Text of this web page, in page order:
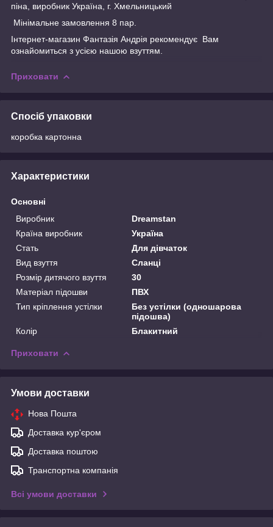
піна, виробник Україна, г. Хмельницький
Мінімальне замовлення 8 пар.
Інтернет-магазин Фантазія Андрія рекомендує Вам
ознайомиться з усією нашою взуттям.
Приховати
Спосіб упаковки
коробка картонна
Характеристики
Основні
Виробник
Dreamstan
Країна виробник
Україна
Стать
Для дівчаток
Вид взуття
Сланці
Розмір дитячого взуття
30
Матеріал підошви
ПВХ
Тип кріплення устілки
Без устілки (одношарова
підошва)
Колір
Блакитний
Приховати
Умови доставки
Нова Пошта
Доставка кур'єром
Доставка поштою
Транспортна компанія
Всі умови доставки